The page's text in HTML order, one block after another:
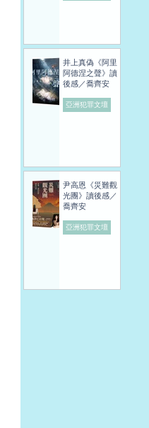
井上真偽《阿里
阿德涅之聲》讀
後感／喬齊安
亞洲犯罪文壇
尹高恩《災難觀
光團》讀後感／
喬齊安
亞洲犯罪文壇